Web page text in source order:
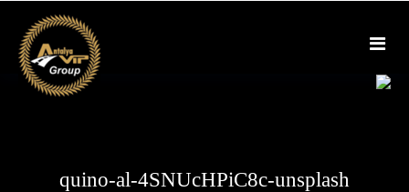
content
quino-al-4SNUcHPiC8c-unsplash